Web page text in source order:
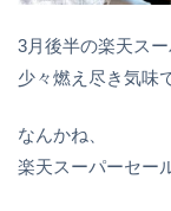
3月後半の楽天スー
少々燃え尽き気味
なんかね、
楽天スーパーセー